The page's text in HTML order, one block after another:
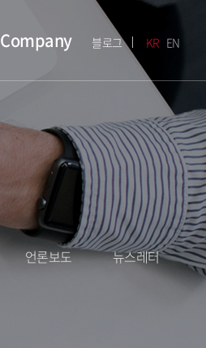
Company 블로그 KR EN
언론보도 뉴스레터